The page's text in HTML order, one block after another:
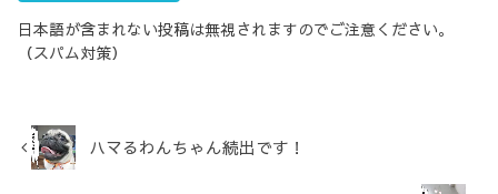
日本語が含まれない投稿は無視されますのでご注意ください。
（スパム対策）
ハマるわんちゃん続出です！